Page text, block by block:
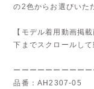
の2色からお選びいた
【モデル着用動画掲載
下までスクロールし
ーーーーーーーーー
品番：AH2307-05